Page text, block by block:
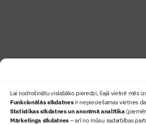
Lai nodrošinātu vislabāko pieredzi, šajā vietnē mēs
Funkcionālās sīkdatnesir nepieciešamas vietnes
Statistikas sīkdatnes un anonīmā analītika
Mārketinga sīkdatnes – arī no mūsu sadarbības